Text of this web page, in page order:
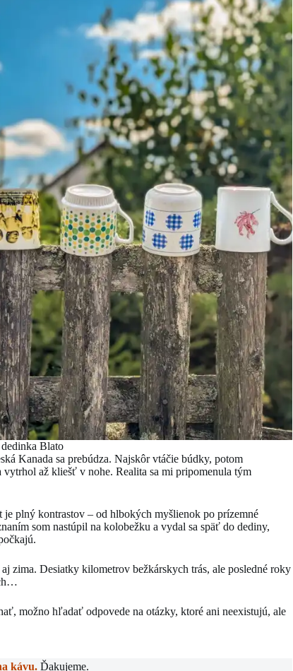
Blato
Kanada sa prebúdza. Najskôr vtáčie búdky, potom
až kliešť v nohe. Realita sa mi pripomenula tým
plný kontrastov – od hlbokých myšlienok po prízemné
som nastúpil na kolobežku a vydal sa späť do dediny,
zima. Desiatky kilometrov bežkárskych trás, ale posledné roky
možno hľadať odpovede na otázky, ktoré ani neexistujú, ale
kávu. Ďakujeme.